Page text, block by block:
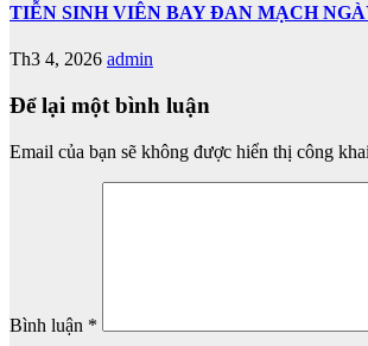
TIỄN SINH VIÊN BAY ĐAN MẠCH
Th3 4, 2026 admin
Để lại một bình luận
Email của bạn sẽ không được hiển thị công
Bình luận *